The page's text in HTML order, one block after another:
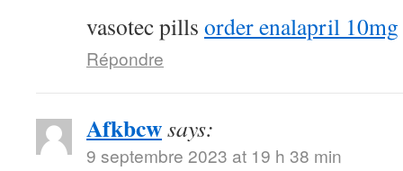
vasotec pills order enalapril 10mg
Répondre
Afkbcwsays:
9 septembre 2023 at 19 h 38 min